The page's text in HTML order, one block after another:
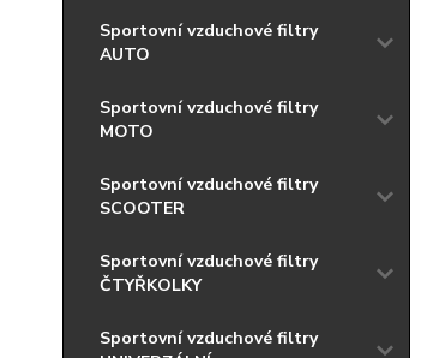
Sportovní vzduchové filtry
AUTO
Sportovní vzduchové filtry
MOTO
Sportovní vzduchové filtry
SCOOTER
Sportovní vzduchové filtry
ČTYŘKOLKY
Sportovní vzduchové filtry